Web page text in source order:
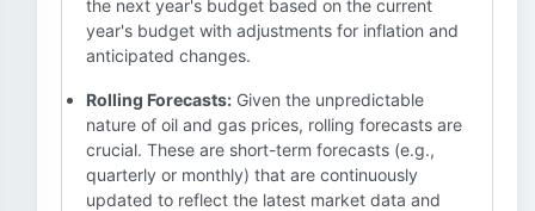
the next year's budget based on the current
year's budget with adjustments for inflation and
anticipated changes.
Rolling Forecasts: Given the unpredictable
nature of oil and gas prices, rolling forecasts are
crucial. These are short-term forecasts (e.g.,
quarterly or monthly) that are continuously
updated to reflect the latest market data and